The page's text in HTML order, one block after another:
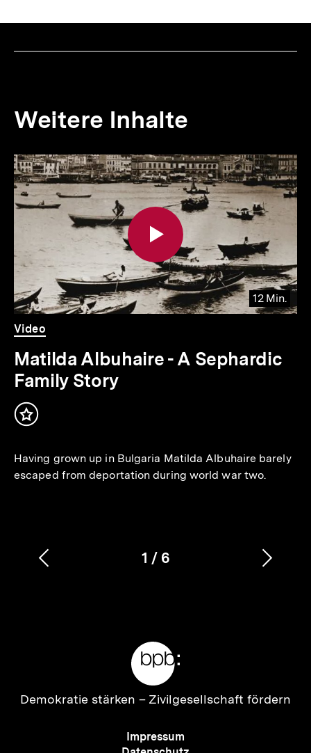
Weitere Inhalte
Inhaltskarousell
für
weitere
Inhalte
Inhaltskarussell
überspringen
12 Min.
Video
Dauer
12
Min.
Video
Matilda Albuhaire - A Sephardic
Family Story
Inhalt
Having grown up in Bulgaria Matilda Albuhaire barely
escaped from deportation during world war two.
Karussellinhalt
1
von
/ 6
Vorherigen
Zur
Demokratie stärken – Zivilgesellschaft fördern
Meta-
Navigation
Impressum